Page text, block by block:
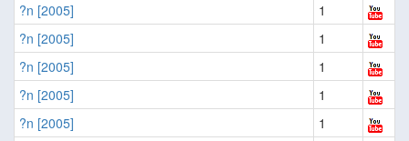
?n [2005]
1
?n [2005]
1
?n [2005]
1
?n [2005]
1
?n [2005]
1